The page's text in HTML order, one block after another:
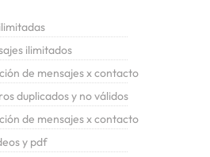
ilimitados
de mensajes x contacto
duplicados y no válidos
de mensajes x contacto
y pdf